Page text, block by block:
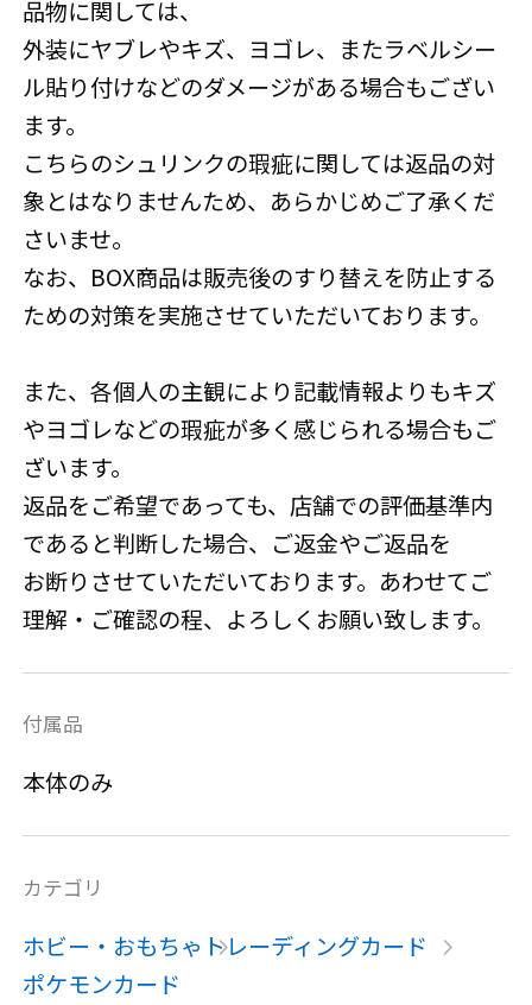
品物に関しては、
外装にヤブレやキズ、ヨゴレ、またラベルシー
ル貼り付けなどのダメージがある場合もござい
ます。
こちらのシュリンクの瑕疵に関しては返品の対
象とはなりませんため、あらかじめご了承くだ
さいませ。
なお、BOX商品は販売後のすり替えを防止する
ための対策を実施させていただいております。
また、各個人の主観により記載情報よりもキズ
やヨゴレなどの瑕疵が多く感じられる場合もご
ざいます。
返品をご希望であっても、店舗での評価基準内
であると判断した場合、ご返金やご返品を
お断りさせていただいております。あわせてご
理解・ご確認の程、よろしくお願い致します。
付属品
本体のみ
カテゴリ
ホビー・おもちゃ トレーディングカード
ポケモンカード